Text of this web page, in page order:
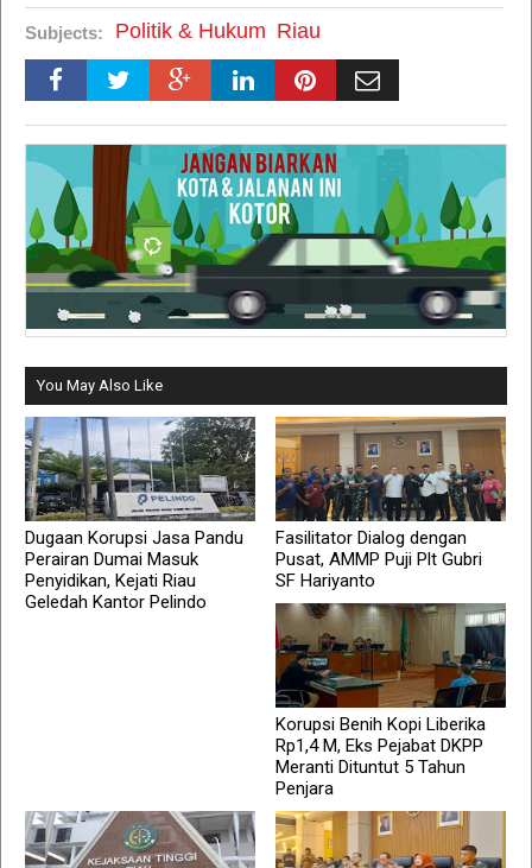
Subjects: Politik & Hukum Riau
You May Also Like
Dugaan Korupsi Jasa Pandu
Perairan Dumai Masuk
Penyidikan, Kejati Riau
Geledah Kantor Pelindo
Fasilitator Dialog dengan
Pusat, AMMP Puji Plt Gubri
SF Hariyanto
Korupsi Benih Kopi Liberika
Rp1,4 M, Eks Pejabat DKPP
Meranti Dituntut 5 Tahun
Penjara